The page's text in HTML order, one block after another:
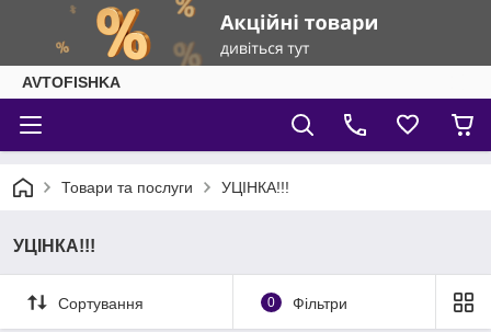
AVTOFISHKA
Товари та послуги УЦІНКА!!!
УЦІНКА!!!
Сортування 0 Фільтри